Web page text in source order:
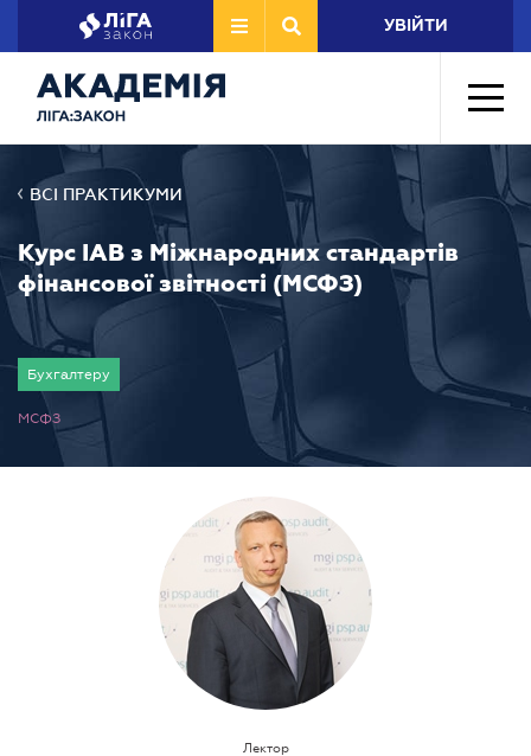
УВІЙТИ
ВСІ ПРАКТИКУМИ
Курс ІАВ з Міжнародних стандартів
фінансової звітності (МСФЗ)
Бухгалтеру
МСФЗ
Лектор